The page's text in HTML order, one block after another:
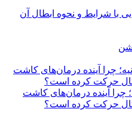
با شرایط و نحوه ابطال آن
چرا آینده درمان‌های کاشت
حرکت کرده است؟